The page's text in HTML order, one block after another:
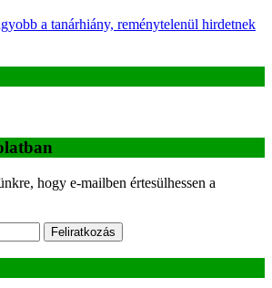
a tanárhiány, reménytelenül hirdetnek
hogy e-mailben értesülhessen a
Feliratkozás